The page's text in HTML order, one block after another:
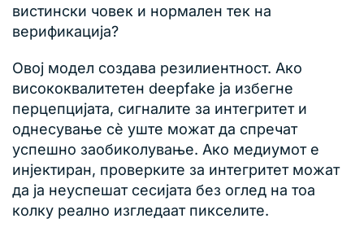
вистински човек и нормален тек на
верификација?
Овој модел создава резилиентност. Ако
висококвалитетен deepfake ја избегне
перцепцијата, сигналите за интегритет и
однесување сè уште можат да спречат
успешно заобиколување. Ако медиумот е
инјектиран, проверките за интегритет можат
да ја неуспешат сесијата без оглед на тоа
колку реално изгледаат пикселите.